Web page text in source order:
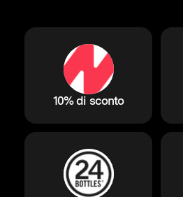
10% di sconto